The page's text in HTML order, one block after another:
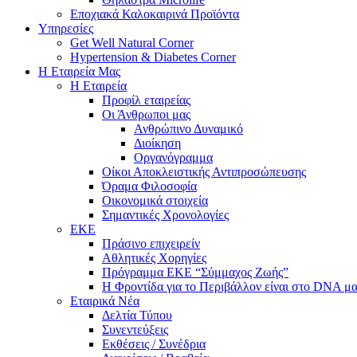
Εποχιακά Καλοκαιρινά Προϊόντα
Υπηρεσίες
Get Well Natural Corner
Hypertension & Diabetes Corner
Η Εταιρεία Μας
Η Εταιρεία
Προφίλ εταιρείας
Οι Άνθρωποι μας
Ανθρώπινο Δυναμικό
Διοίκηση
Οργανόγραμμα
Οίκοι Αποκλειστικής Αντιπροσώπευσης
Όραμα Φιλοσοφία
Οικονομικά στοιχεία
Σημαντικές Χρονολογίες
ΕΚΕ
Πράσινο επιχειρείν
Αθλητικές Χορηγίες
Πρόγραμμα ΕΚΕ “Σύμμαχος Ζωής”
Η Φροντίδα για το Περιβάλλον είναι στο DNA
Εταιρικά Νέα
Δελτία Τύπου
Συνεντεύξεις
Εκθέσεις / Συνέδρια